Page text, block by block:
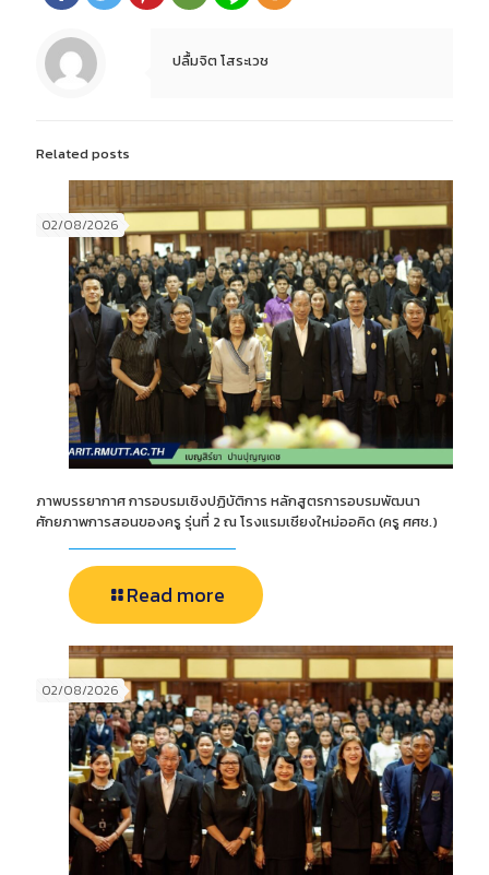
ปลื้มจิต โสระเวช
Related posts
02/08/2026
ภาพบรรยากาศ การอบรมเชิงปฏิบัติการ หลักสูตรการอบรมพัฒนา
ศักยภาพการสอนของครู รุ่นที่ 2 ณ โรงแรมเชียงใหม่ออคิด (ครู ศศช.)
Read more
02/08/2026